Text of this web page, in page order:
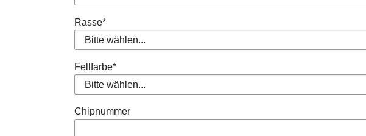
Rasse*
Fellfarbe*
Chipnummer